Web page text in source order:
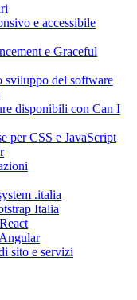
e accessibile
e Graceful
sviluppo del software
disponibili con Can I
per CSS e JavaScript
.italia
Italia
sito e servizi